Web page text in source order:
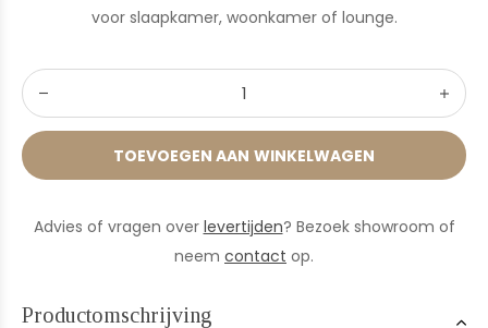
voor slaapkamer, woonkamer of lounge.
TOEVOEGEN AAN WINKELWAGEN
Advies of vragen over levertijden? Bezoek showroom of
neem contact op.
Productomschrijving